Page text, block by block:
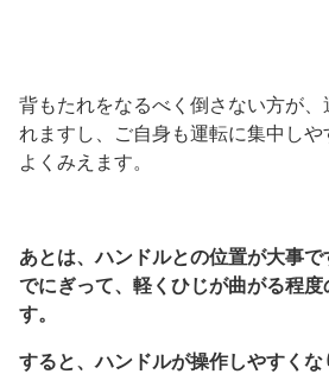
背もたれをなるべく倒さない方が
れますし、ご自身も運転に集中し
よくみえます。
あとは、ハンドルとの位置が大事
でにぎって、軽くひじが曲がる程
す。
すると、ハンドルが操作しやすくな